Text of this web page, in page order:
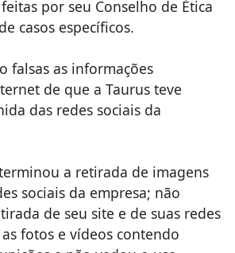
por seu Conselho de Ética
casos específicos.
falsas as informações
de que a Taurus teve
das redes sociais da
a retirada de imagens
sociais da empresa; não
de seu site e de suas redes
fotos e vídeos contendo